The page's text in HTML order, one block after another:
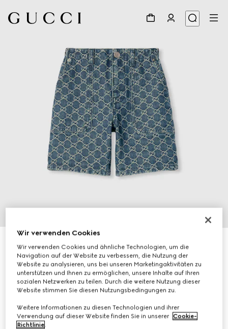
Kindershorts aus GG Denim
€ 450
Wir verwenden Cookies
Wir verwenden Cookies und ähnliche Technologien, um die
Navigation auf der Website zu verbessern, die Nutzung der
Website zu analysieren, uns bei unseren Marketingaktivitäten zu
unterstützen und Ihnen zu ermöglichen, unsere Inhalte auf Ihren
sozialen Netzwerken zu teilen. Durch die weitere Nutzung dieser
Website stimmen Sie diesen Nutzungsbedingungen zu.
Weitere Informationen zu diesen Technologien und ihrer
Verwendung auf dieser Website finden Sie in unserer Cookie-
Richtlinie.